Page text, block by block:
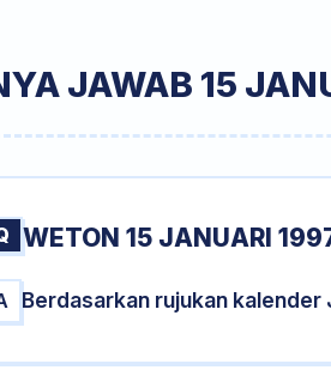
JAWAB 15
WETON 15 JANUARI
Berdasarkan rujukan kalender